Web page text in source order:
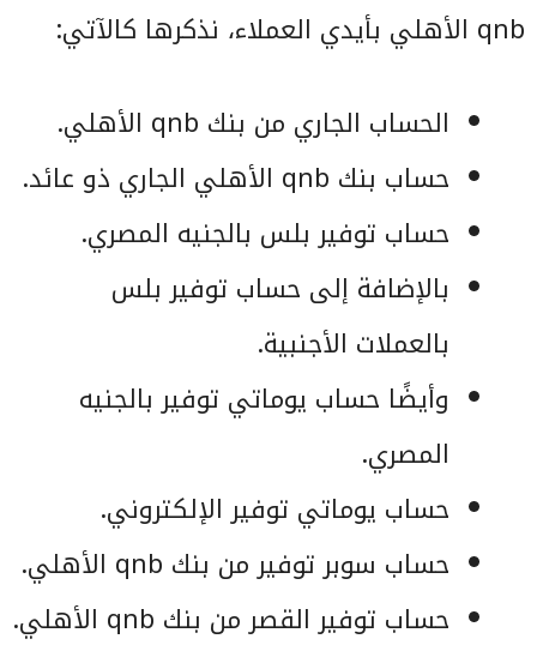
qnb الأهلي بأيدي العملاء، نذكرها كالآتي:
الحساب الجاري من بنك qnb الأهلي.
حساب بنك qnb الأهلي الجاري ذو عائد.
حساب توفير بلس بالجنيه المصري.
بالإضافة إلى حساب توفير بلس
بالعملات الأجنبية.
وأيضًا حساب يوماتي توفير بالجنيه
المصري.
حساب يوماتي توفير الإلكتروني.
حساب سوبر توفير من بنك qnb الأهلي.
حساب توفير القصر من بنك qnb الأهلي.